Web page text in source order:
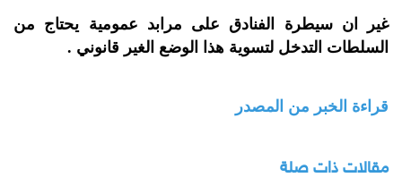
غير ان سيطرة الفنادق على مرابد عمومية يحتاج من
السلطات التدخل لتسوية هذا الوضع الغير قانوني .
قراءة الخبر من المصدر
مقالات ذات صلة